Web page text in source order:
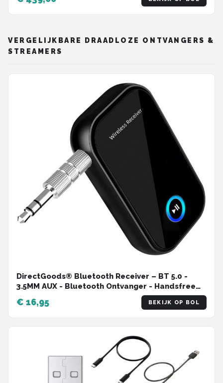
VERGELIJKBARE DRAADLOZE ONTVANGERS &
STREAMERS
DirectGoods® Bluetooth Receiver – BT 5.0 -
3.5MM AUX - Bluetooth Ontvanger - Handsfree
Bellen - Bluetooth Audio Receiver - Bluetooth
Auto via AUX
€ 16,95 BEKIJK OP BOL